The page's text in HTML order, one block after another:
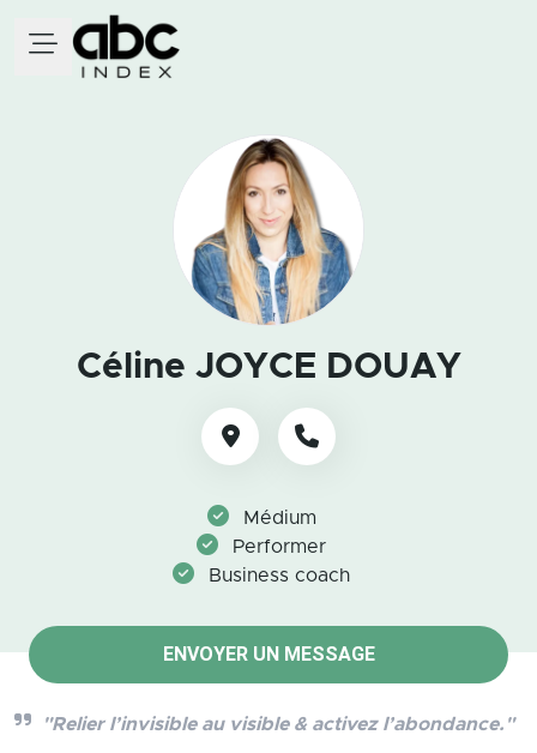
Céline JOYCE DOUAY
Médium
Performer
Business coach
ENVOYER UN MESSAGE
"Relier l’invisible au visible & activez l’abondance."